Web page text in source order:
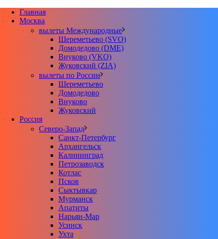
Главная
Москва
вылеты Международные
Шереметьево (SVO)
Домодедово (DME)
Внуково (VKO)
Жуковский (ZIA)
вылеты по России
Шереметьево
Домодедово
Внуково
Жуковский
Россия
Северо-Запад
Санкт-Петербург
Архангельск
Калининград
Петрозаводск
Котлас
Псков
Сыктывкар
Мурманск
Апатиты
Нарьян-Мар
Усинск
Ухта